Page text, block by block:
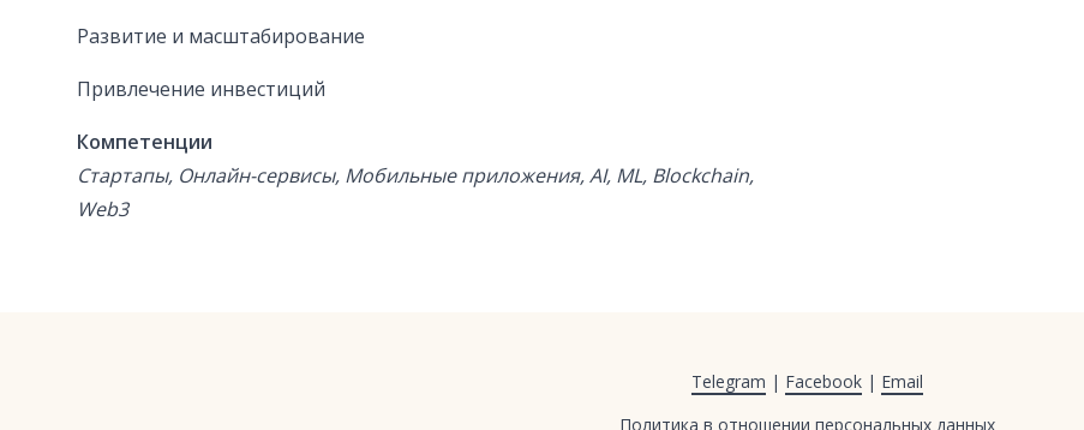
Развитие и масштабирование
Привлечение инвестиций
Компетенции
Стартапы, Онлайн-сервисы, Мобильные приложения, AI, ML, Blockchain,
Web3
Telegram | Facebook| Email
Политика в отношении персональных данных